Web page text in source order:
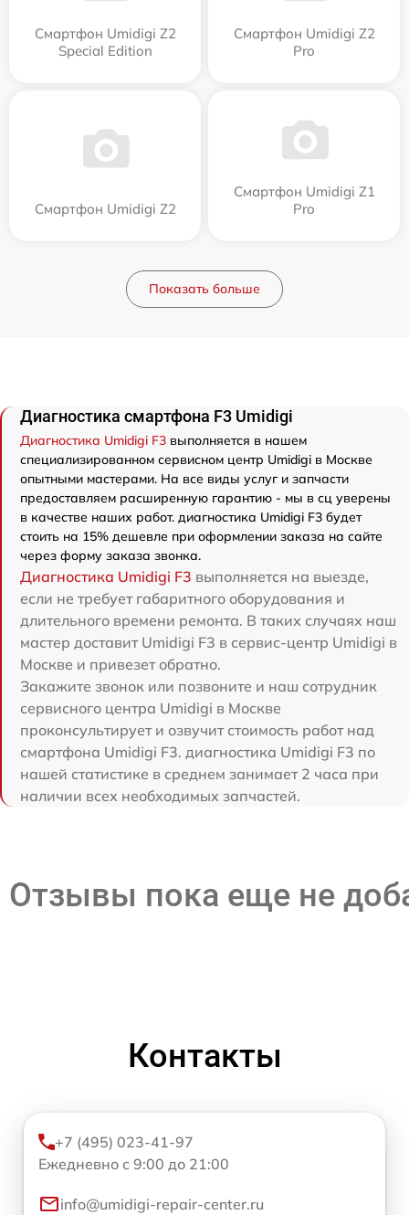
Смартфон Umidigi Z2
Special Edition
Смартфон Umidigi Z2
Pro
Смартфон Umidigi Z2
Смартфон Umidigi Z1
Pro
Показать больше
Диагностика смартфона F3 Umidigi
Диагностика Umidigi F3 выполняется в нашем
специализированном сервисном центр Umidigi в Москве
опытными мастерами. На все виды услуг и запчасти
предоставляем расширенную гарантию - мы в сц уверены
в качестве наших работ. диагностика Umidigi F3 будет
стоить на 15% дешевле при оформлении заказа на сайте
через форму заказа звонка.
Диагностика Umidigi F3 выполняется на выезде,
если не требует габаритного оборудования и
длительного времени ремонта. В таких случаях наш
мастер доставит Umidigi F3 в сервис-центр Umidigi в
Москве и привезет обратно.
Закажите звонок или позвоните и наш сотрудник
сервисного центра Umidigi в Москве
проконсультирует и озвучит стоимость работ над
смартфона Umidigi F3. диагностика Umidigi F3 по
нашей статистике в среднем занимает 2 часа при
наличии всех необходимых запчастей.
Отзывы пока еще не
Контакты
+7 (495) 023-41-97
Ежедневно с 9:00 до 21:00
info@umidigi-repair-center.ru